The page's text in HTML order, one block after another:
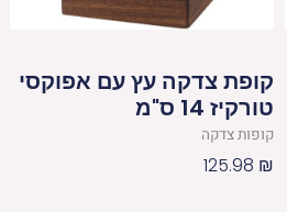
קופת צדקה עץ עם אפוקסי
טורקיז 14 ס"מ
קופות צדקה
125.98 ₪